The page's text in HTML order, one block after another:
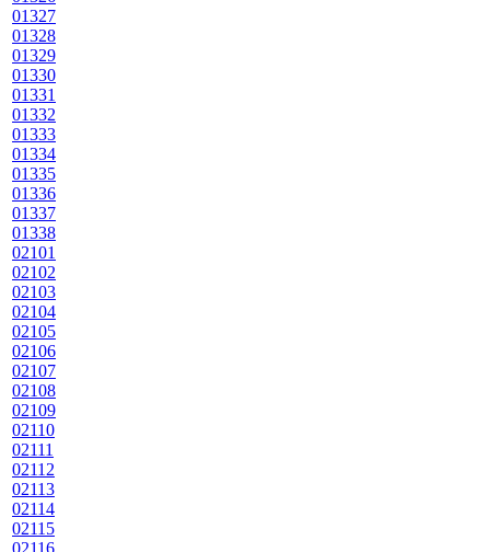
01327
01328
01329
01330
01331
01332
01333
01334
01335
01336
01337
01338
02101
02102
02103
02104
02105
02106
02107
02108
02109
02110
02111
02112
02113
02114
02115
02116